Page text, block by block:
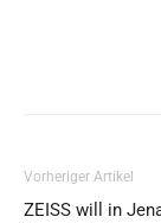
Vorheriger Artikel
ZEISS will in